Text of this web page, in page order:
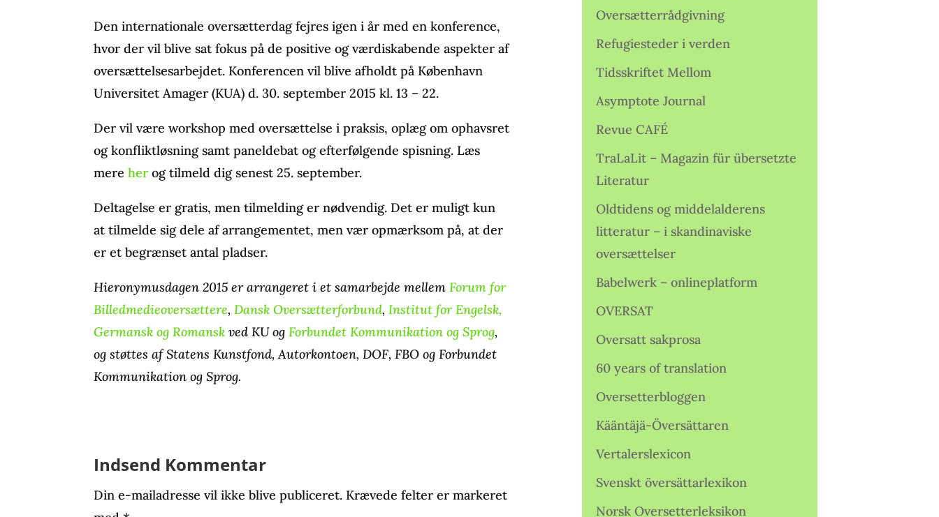
Den internationale oversætterdag fejres igen i år med en konference,
hvor der vil blive sat fokus på de positive og værdiskabende aspekter af
oversættelsesarbejdet. Konferencen vil blive afholdt på København
Universitet Amager (KUA) d. 30. september 2015 kl. 13 – 22.
Der vil være workshop med oversættelse i praksis, oplæg om ophavsret
og konfliktløsning samt paneldebat og efterfølgende spisning. Læs
mereher og tilmeld dig senest 25. september.
Deltagelse er gratis, men tilmelding er nødvendig. Det er muligt kun
at tilmelde sig dele af arrangementet, men vær opmærksom på, at der
er et begrænset antal pladser.
Hieronymusdagen 2015 er arrangeret i et samarbejde mellemForum for
Billedmedieoversættere,Dansk Oversætterforbund,Institut for Engelsk,
Germansk og Romansk ved KU ogForbundet Kommunikation og Sprog,
og støttes af Statens Kunstfond, Autorkontoen, DOF, FBO og Forbundet
Kommunikation og Sprog.
Indsend Kommentar
Din e-mailadresse vil ikke blive publiceret. Krævede felter er markeret
Oversætterrådgivning
Refugiesteder i verden
Tidsskriftet Mellom
Asymptote Journal
Revue CAFÉ
TraLaLit – Magazin für übersetzte
Literatur
Oldtidens og middelalderens
litteratur – i skandinaviske
oversættelser
Babelwerk – onlineplatform
OVERSAT
Oversatt sakprosa
60 years of translation
Oversetterbloggen
Kääntäjä-Översättaren
Vertalerslexicon
Svenskt översättarlexikon
Norsk Oversetterleksikon